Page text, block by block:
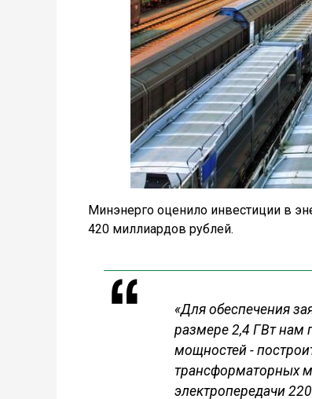
Минэнерго оценило инвестиции в
420 миллиардов рублей.
«Для обеспечения
размере 2,4 ГВт нам
мощностей -
трансформаторных
электропередачи